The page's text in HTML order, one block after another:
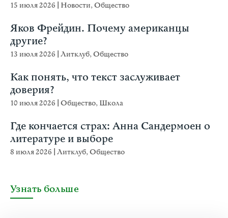
15 июля 2026 Новости,Общество
Яков Фрейдин. Почему американцы
другие?
13 июля 2026 Литклуб,Общество
Как понять, что текст заслуживает
доверия?
10 июля 2026 Общество, Школа
Где кончается страх: Анна Сандермоен о
литературе и выборе
8 июля 2026 Литклуб,Общество
Узнать больше